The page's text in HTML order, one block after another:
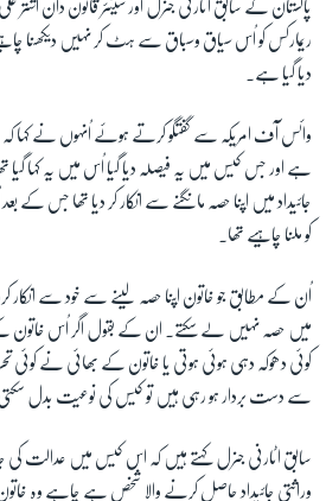
پاکستان کے سابق اٹارنی جنرل اور سینئر قانون دان اشتر
ریمارکس کو اُس سیاق وسباق سے ہٹ کر نہیں دیکھنا
دیا گیا ہے۔
وائس آف امریکہ سے گفتگو کرتے ہوئے اُنہوں نے کہا
ہے اور جس کیس میں یہ فیصلہ دیا گیا اُس میں یہ کہا
جائیداد میں اپنا حصہ مانگنے سے انکار کر دیا تھا جس
کو ملنا چاہیے تھا۔
اُن کے مطابق جو خاتون اپنا حصہ لینے سے خود سے انکار
میں حصہ نہیں لے سکتے۔ ان کے بقول اگر اُس خاتون
کوئی دھوکہ دہی ہوئی ہوتی یا خاتون کے بھائی نے کوئی
سے دست بردار ہو رہی ہیں تو کیس کی نوعیت بدل
سابق اٹارنی جنرل کہتے ہیں کہ اس کیس میں عدالت کی
وراثتی جائیداد حاصل کرنے والا شخص ہے چاہے وہ